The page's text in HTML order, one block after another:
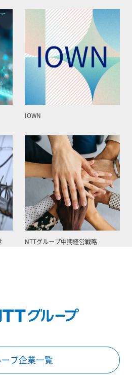
IOWN
NTTグループ中期経営戦略
プ企業一覧